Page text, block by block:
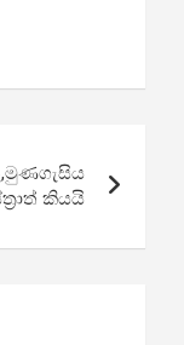
කියයි